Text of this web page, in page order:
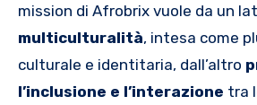
mission di Afrobrix vuole da un
multiculturalità, intesa come
culturale e identitaria, dall’altro
l’inclusione e l’interazione tra